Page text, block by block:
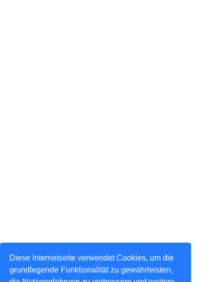
Diese Internetseite verwendet Cookies, um die
grundlegende Funktionalität zu gewährleisten,